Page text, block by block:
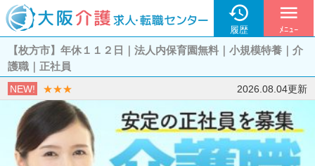

履歴
menu
ﾒﾆｭｰ
【枚方市】年休１１２日｜法人内保育園無料｜小規模特養｜介
護職｜正社員
NEW! ★★★ 2026.08.04更新